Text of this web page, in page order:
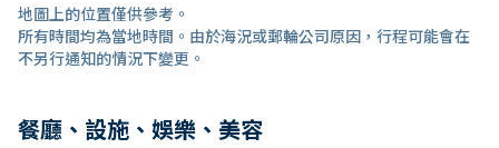
地圖上的位置僅供參考。
所有時間均為當地時間。由於海況或郵輪公司原因，行程可能會在
不另行通知的情況下變更。
餐廳、設施、娛樂、美容